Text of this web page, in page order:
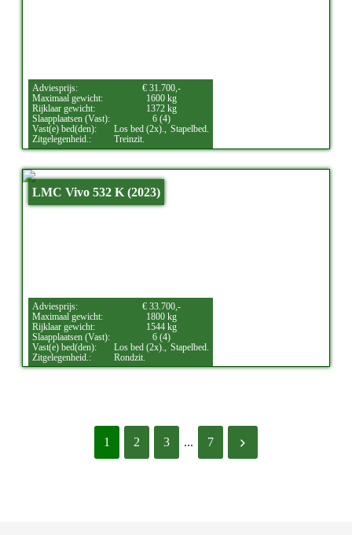
Adviesprijs:
€ 31.700,-
Maximaal gewicht:
1600 kg
Rijklaar gewicht:
1372 kg
Slaapplaatsen (Vast):
6 (4)
Vast(e) bed(den):
Los bed (2x)., Stapelbed.
Zitgelegenheid.:
Treinzit.
LMC Vivo 532 K (2023)
Adviesprijs:
€ 33.700,-
Maximaal gewicht:
1800 kg
Rijklaar gewicht:
1544 kg
Slaapplaatsen (Vast):
6 (4)
Vast(e) bed(den):
Los bed (2x).,
Stapelbed.
Zitgelegenheid.:
Rondzit.
1 2 3 ... 7